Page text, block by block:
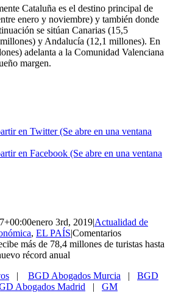
Cataluña es el destino principal de
enero y noviembre) y también donde
se sitúan Canarias (15,5
y Andalucía (12,1 millones). En
adelanta a la Comunidad Valenciana
margen.
en Twitter (Se abre en una ventana
en Facebook (Se abre en una ventana
enero 3rd, 2019|Actualidad de
, EL PAÍS|Comentarios
más de 78,4 millones de turistas hasta
récord anual
| BGD Abogados Murcia | BGD
Abogados Madrid | GM